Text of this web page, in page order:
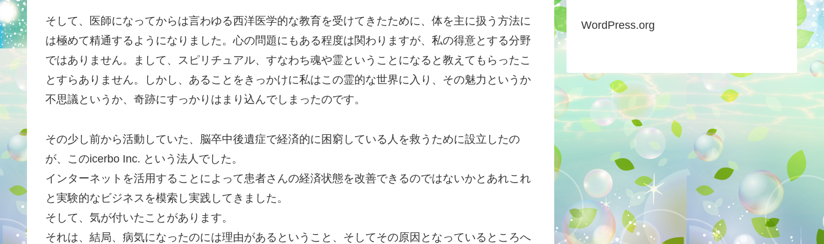
そして、医師になってからは言わゆる西洋医学的な教育を受けてきたために、体を主に扱う方法に
は極めて精通するようになりました。心の問題にもある程度は関わりますが、私の得意とする分野
ではありません。まして、スピリチュアル、すなわち魂や霊ということになると教えてもらったこ
とすらありません。しかし、あることをきっかけに私はこの霊的な世界に入り、その魅力というか
不思議というか、奇跡にすっかりはまり込んでしまったのです。
その少し前から活動していた、脳卒中後遺症で経済的に困窮している人を救うために設立したの
が、このicerbo Inc. という法人でした。
インターネットを活用することによって患者さんの経済状態を改善できるのではないかとあれこれ
と実験的なビジネスを模索し実践してきました。
そして、気が付いたことがあります。
それは、結局、病気になったのには理由があるということ、そしてその原因となっているところへ
WordPress.org